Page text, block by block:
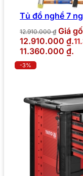
Tủ đồ nghề 7
12.910.000₫ Giá
12.910.000 ₫.
11.360.000 ₫.
-3%